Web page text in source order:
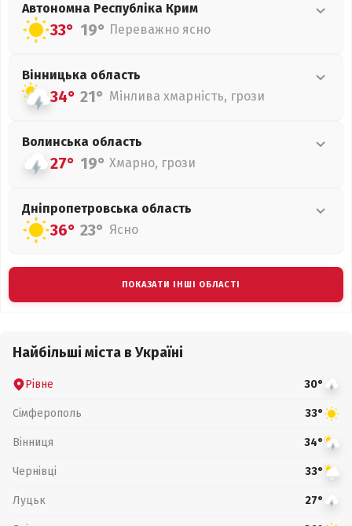
Автономна Республіка Крим
33° 19° Переважно ясно
Вінницька область
34° 21° Мінлива хмарність, грози
Волинська область
27° 19° Хмарно, грози
Дніпропетровська область
36° 23° Ясно
ПОКАЗАТИ ІНШІ ОБЛАСТІ
Найбільші міста в Україні
Рівне 30°
Сімферополь 33°
Вінниця 34°
Чернівці 33°
Луцьк 27°